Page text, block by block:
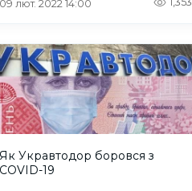
09 лют. 2022 14:00
Як Укравтодор боровся з
COVID-19